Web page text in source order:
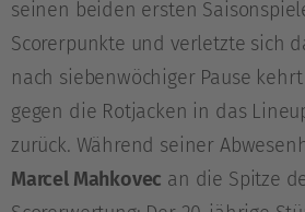
seinen beiden ersten
Scorerpunkte und verletzte sich
nach siebenwöchiger Pause
gegen die Rotjacken in das
zurück. Während seiner
Marcel Mahkovec an die Spitze